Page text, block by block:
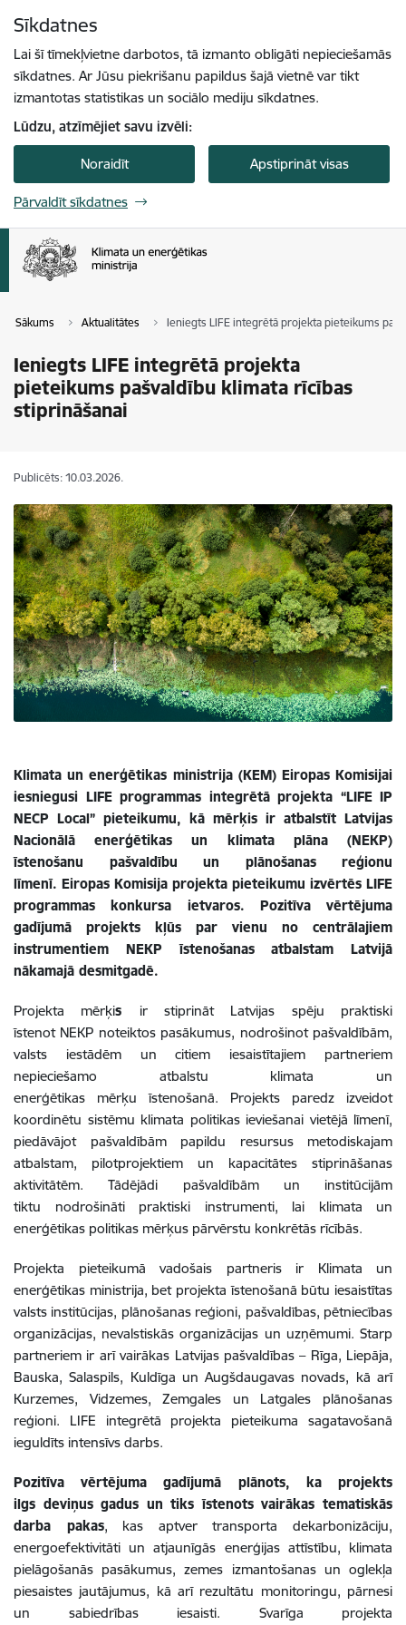
Sīkdatnes
Lai šī tīmekļvietne darbotos, tā izmanto obligāti nepieciešamās
sīkdatnes. Ar Jūsu piekrišanu papildus šajā vietnē var tikt
izmantotas statistikas un sociālo mediju sīkdatnes.
Lūdzu, atzīmējiet savu izvēli:
Noraidīt Apstiprināt visas
Pārvaldīt sīkdatnes
Sākums Aktualitātes Ieniegts LIFE integrētā projekta pieteikums
Ieniegts LIFE integrētā projekta
pieteikums pašvaldību klimata rīcības
stiprināšanai
Publicēts: 10.03.2026.
Klimata un enerģētikas ministrija (KEM) Eiropas Komisijai
iesniegusi LIFE programmas integrētā projekta “LIFE IP
NECP Local” pieteikumu, kā mērķis ir atbalstīt Latvijas
Nacionālā enerģētikas un klimata plāna (NEKP)
īstenošanu pašvaldību un plānošanas reģionu
līmenī. Eiropas Komisija projekta pieteikumu izvērtēs LIFE
programmas konkursa ietvaros. Pozitīva vērtējuma
gadījumā projekts kļūs par vienu no centrālajiem
instrumentiem NEKP īstenošanas atbalstam Latvijā
nākamajā desmitgadē.
Projekta mērķis ir stiprināt Latvijas spēju praktiski
īstenot NEKP noteiktos pasākumus, nodrošinot pašvaldībām,
valsts iestādēm un citiem iesaistītajiem partneriem
nepieciešamo atbalstu klimata un
enerģētikas mērķu īstenošanā. Projekts paredz izveidot
koordinētu sistēmu klimata politikas ieviešanai vietējā līmenī,
piedāvājot pašvaldībām papildu resursus metodiskajam
atbalstam, pilotprojektiem un kapacitātes stiprināšanas
aktivitātēm. Tādējādi pašvaldībām un institūcijām
tiktu nodrošināti praktiski instrumenti, lai klimata un
enerģētikas politikas mērķus pārvērstu konkrētās rīcībās.
Projekta pieteikumā vadošais partneris ir Klimata un
enerģētikas ministrija, bet projekta īstenošanā būtu iesaistītas
valsts institūcijas, plānošanas reģioni, pašvaldības, pētniecības
organizācijas, nevalstiskās organizācijas un uzņēmumi. Starp
partneriem ir arī vairākas Latvijas pašvaldības – Rīga, Liepāja,
Bauska, Salaspils, Kuldīga un Augšdaugavas novads, kā arī
Kurzemes, Vidzemes, Zemgales un Latgales plānošanas
reģioni. LIFE integrētā projekta pieteikuma sagatavošanā
ieguldīts intensīvs darbs.
Pozitīva vērtējuma gadījumā plānots, ka projekts
ilgs deviņus gadus un tiks īstenots vairākas tematiskās
darba pakas, kas aptver transporta dekarbonizāciju,
energoefektivitāti un atjaunīgās enerģijas attīstību, klimata
pielāgošanās pasākumus, zemes izmantošanas un oglekļa
piesaistes jautājumus, kā arī rezultātu monitoringu, pārnesi
un sabiedrības iesaisti. Svarīga projekta